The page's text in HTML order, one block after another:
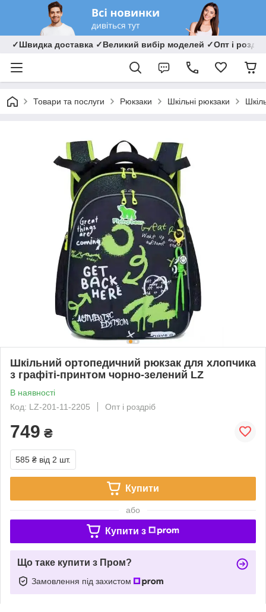
✓Швидка доставка ✓Великий вибір моделей ✓Опт і
Товари та послуги Рюкзаки Шкільні рюкзаки
Шкільний ортопедичний рюкзак для хлопчика
з графіті-принтом чорно-зелений LZ
В наявності
Код: LZ-201-11-2205
Опт і роздріб
749 ₴
585 ₴ від 2 шт.
Купити
або
Купити з
Що таке купити з Пром?
Замовлення під захистом